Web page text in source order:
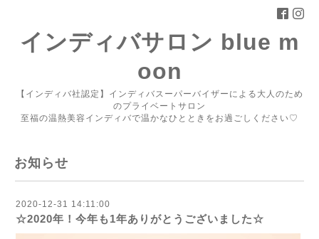
インディバサロン blue m
oon
【インディバ社認定】インディバスーパーバイザーによる大人のため
のプライベートサロン
至福の温熱美容インディバで温かなひとときをお過ごしください♡
お知らせ
2020-12-31 14:11:00
☆2020年！今年も1年ありがとうございました☆